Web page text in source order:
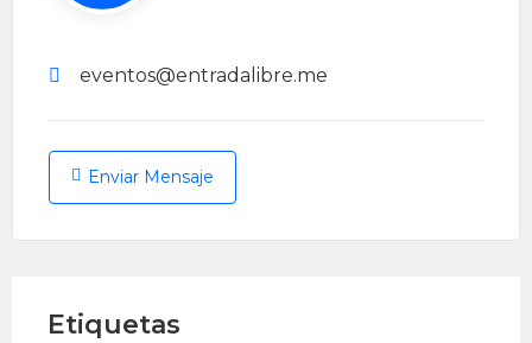
eventos@entradalibre.me
Enviar Mensaje
Etiquetas